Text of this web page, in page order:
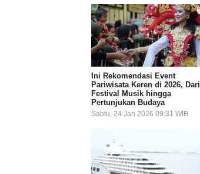
Ini Rekomendasi Event
Pariwisata Keren di 2026, Dari
Festival Musik hingga
Pertunjukan Budaya
Sabtu, 24 Jan 2026 09:31 WIB